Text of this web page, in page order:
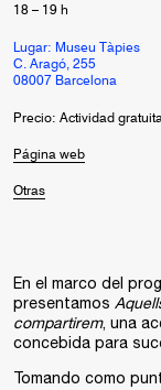
18 – 19 h
Lugar: Museu Tàpies
C. Aragó, 255
08007 Barcelona
Precio: Actividad
Página web
Otras
En el marco del
presentamos
compartirem, una
concebida para
Tomando como